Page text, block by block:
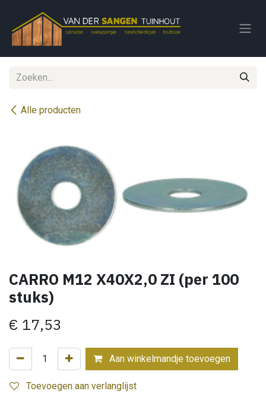
Alle producten
CARRO M12 X40X2,0 ZI (per 100
stuks)
€ 17,53
Aan winkelmandje toevoegen
Toevoegen aan verlanglijst